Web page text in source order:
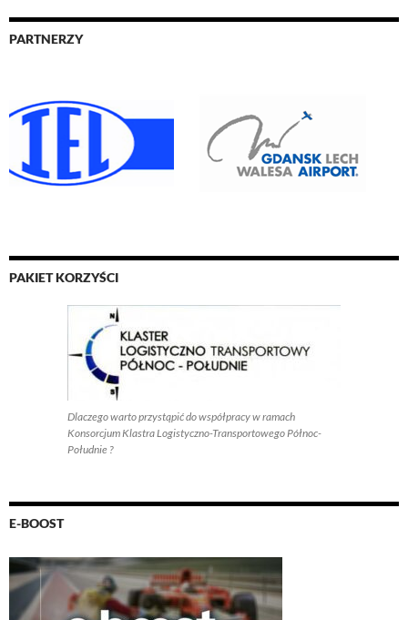
PARTNERZY
PAKIET KORZYŚCI
Dlaczego warto przystąpić do współpracy w ramach
Konsorcjum Klastra Logistyczno-Transportowego Północ-
Południe ?
E-BOOST